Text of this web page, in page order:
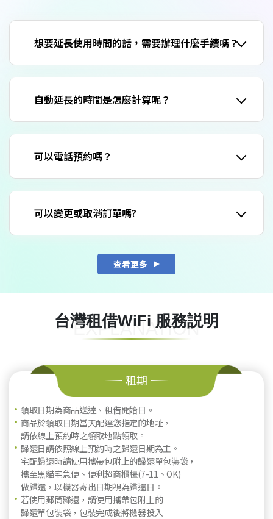
想要延長使用時間的話，需要辦理什麼手續嗎？
自動延長的時間是怎麼計算呢？
可以電話預約嗎？
可以變更或取消訂單嗎?
查看更多
EXPLANATION
台灣租借WiFi 服務説明
租期
領取日期為商品送達、租借開始日。
商品於領取日期當天配達您指定的地址，
請依線上預約時之領取地點領取。
歸還日請依照線上預約時之歸還日期為主。
宅配歸還時請使用攜帶包附上的歸還單包裝袋，
攜至黑貓宅急便、便利超商櫃檯(7-11、OK)
做歸還，以機器寄出日期視為歸還日。
若使用郵筒歸還，請使用攜帶包附上的
歸還單包裝袋，包裝完成後將機器投入